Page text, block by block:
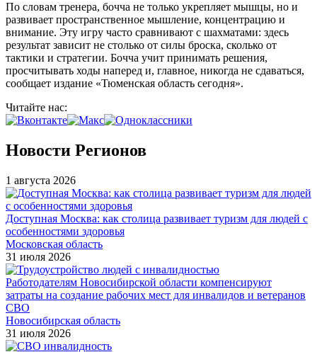
По словам тренера, бочча не только укрепляет мышцы, но и
развивает пространственное мышление, концентрацию и
внимание. Эту игру часто сравнивают с шахматами: здесь
результат зависит не столько от силы броска, сколько от
тактики и стратегии. Бочча учит принимать решения,
просчитывать ходы наперед и, главное, никогда не сдаваться,
сообщает издание «Тюменская область сегодня».
Читайте нас:
Новости Регионов
1 августа 2026
Доступная Москва: как столица развивает туризм для людей с
особенностями здоровья
Московская область
31 июля 2026
Работодателям Новосибирской области компенсируют
затраты на создание рабочих мест для инвалидов и ветеранов
СВО
Новосибирская область
31 июля 2026